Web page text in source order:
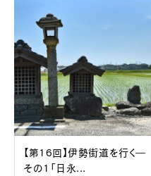
【第16回】伊勢街道を行く―
その1「日永...